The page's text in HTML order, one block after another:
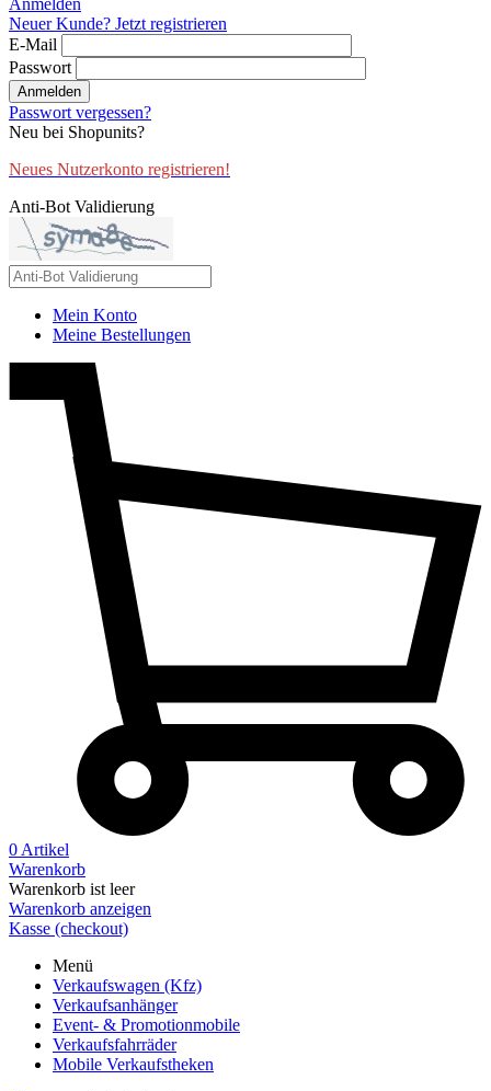
Anmelden
Neuer Kunde? Jetzt registrieren
E-Mail
Passwort
Anmelden
Passwort vergessen?
Neu bei Shopunits?
Neues Nutzerkonto registrieren!
Anti-Bot Validierung
Mein Konto
Meine Bestellungen
0 Artikel
Warenkorb
Warenkorb ist leer
Warenkorb anzeigen
Kasse (checkout)
Menü
Verkaufswagen (Kfz)
Verkaufsanhänger
Event- & Promotionmobile
Verkaufsfahrräder
Mobile Verkaufstheken